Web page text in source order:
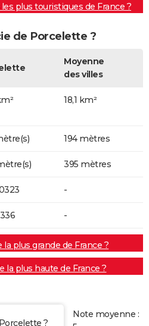
plus touristiques de France ?
de Porcelette ?
Moyenne
des villes
18,1 km²
194 mètres
395 mètres
-
-
la plus grande de France ?
la plus haute de France ?
?
Note moyenne :